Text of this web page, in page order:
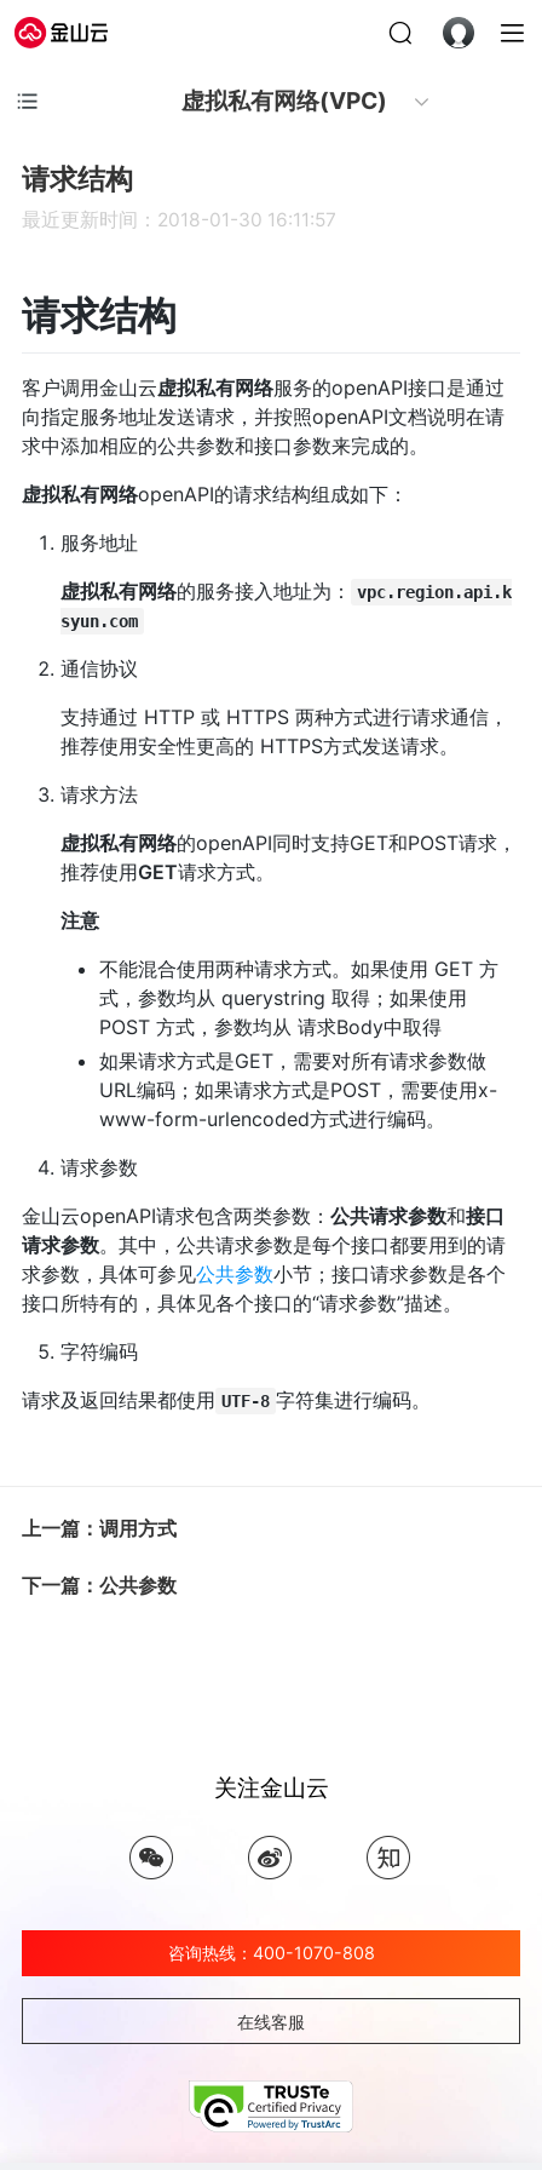
虚拟私有网络(VPC)
请求结构
最近更新时间：2018-01-30 16:11:57
请求结构
客户调用金山云虚拟私有网络服务的openAPI接口是通过
向指定服务地址发送请求，并按照openAPI文档说明在请
求中添加相应的公共参数和接口参数来完成的。
虚拟私有网络openAPI的请求结构组成如下：
服务地址
虚拟私有网络的服务接入地址为：
vpc.region.api.k
syun.com
通信协议
支持通过 HTTP 或 HTTPS 两种方式进行请求通信，
推荐使用安全性更高的 HTTPS方式发送请求。
请求方法
虚拟私有网络的openAPI同时支持GET和POST请求，
推荐使用GET请求方式。
注意
不能混合使用两种请求方式。如果使用 GET 方
式，参数均从 querystring 取得；如果使用
POST 方式，参数均从 请求Body中取得
如果请求方式是GET，需要对所有请求参数做
URL编码；如果请求方式是POST，需要使用x-
www-form-urlencoded方式进行编码。
请求参数
金山云openAPI请求包含两类参数： 公共请求参数和接口
请求参数。其中，公共请求参数是每个接口都要用到的请
求参数，具体可参见公共参数小节；接口请求参数是各个
接口所特有的，具体见各个接口的“请求参数”描述。
字符编码
请求及返回结果都使用 UTF-8 字符集进行编码。
上一篇：调用方式
下一篇：公共参数
关注金山云
咨询热线：400-1070-808
在线客服